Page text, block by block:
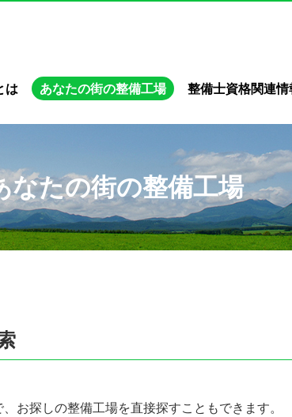
は あなたの街の整備工場 整備士資格関連情
なたの街の整備工場
お探しの整備工場を直接探すこともできます。